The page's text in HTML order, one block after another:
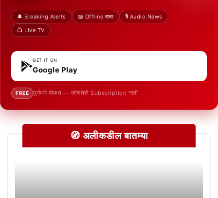
🔔 Breaking Alerts 📖 Offline वाचा
🎙️ Audio News
📺 Live TV
GET IT ON
Google Play
FREE पूर्णपणे मोफत — कोणतेही Subscription नाही
🧭 अलीकडील बातम्या